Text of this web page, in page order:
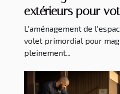
extérieurs pour
vie
L'aménagement de
volet primordial pour
pleinement...